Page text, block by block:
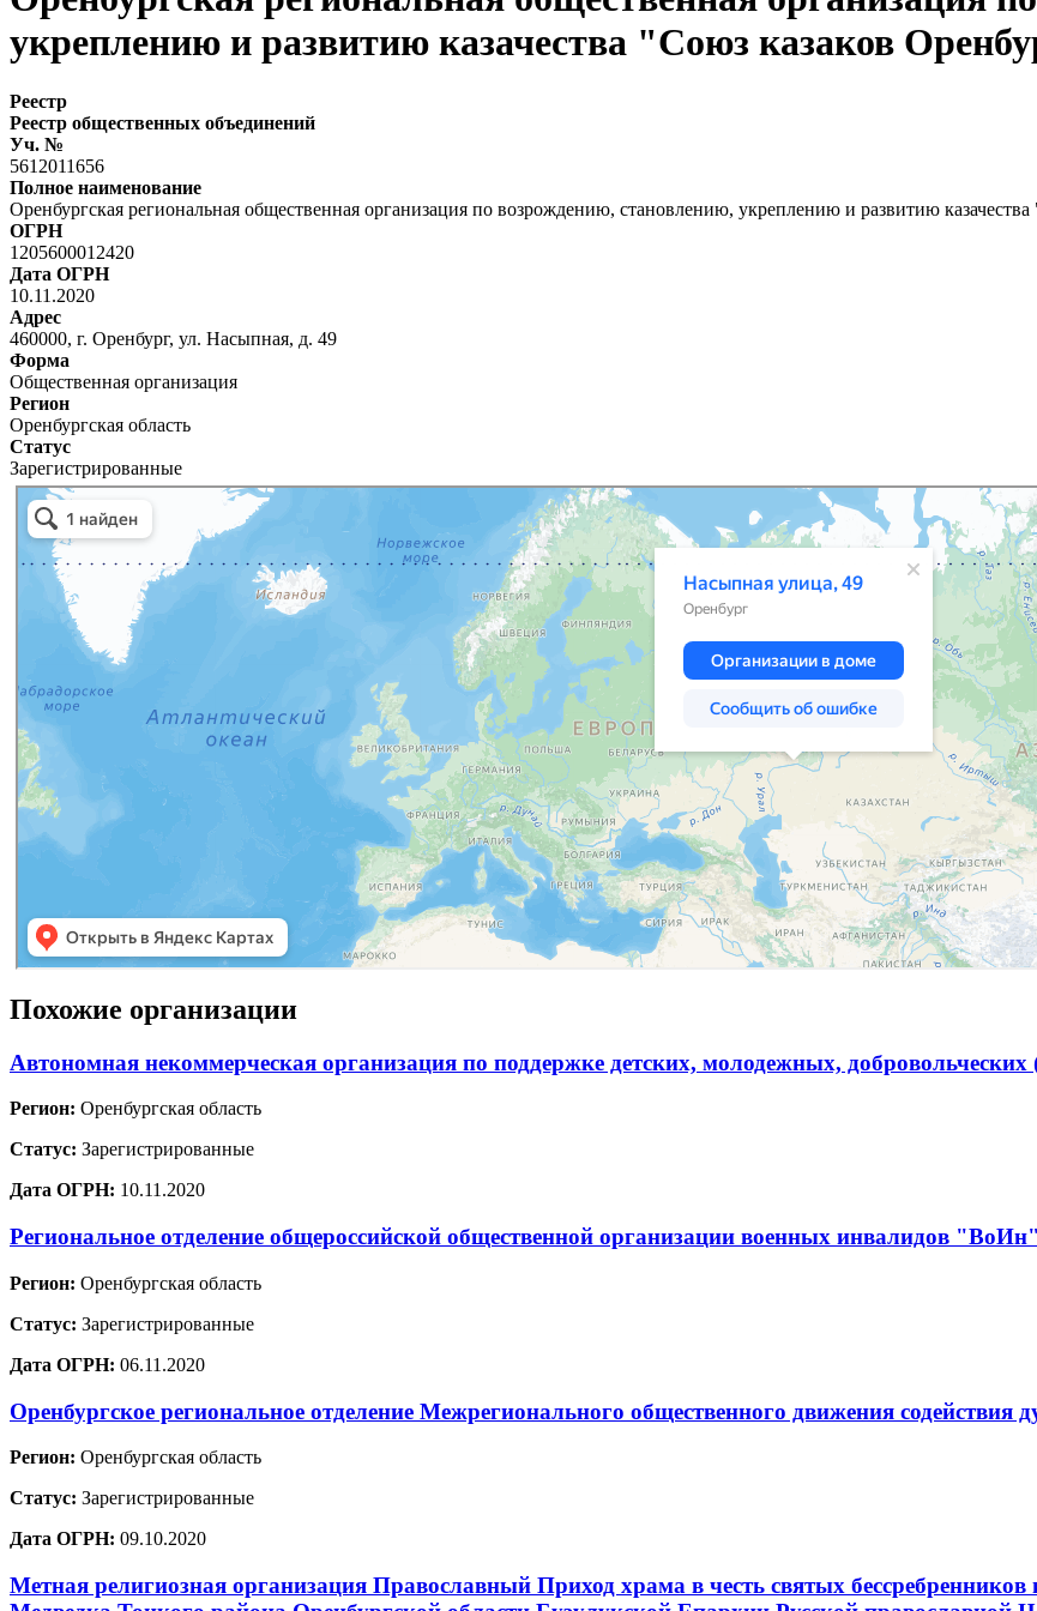
укреплению и развитию казачества "Союз казаков
Реестр
Реестр общественных объединений
Уч. №
5612011656
Полное наименование
Оренбургская региональная общественная организация по возрождению, становлению, укреплению и развитию
ОГРН
1205600012420
Дата ОГРН
10.11.2020
Адрес
460000, г. Оренбург, ул. Насыпная, д. 49
Форма
Общественная организация
Регион
Оренбургская область
Статус
Зарегистрированные
Похожие организации
Автономная некоммерческая организация по поддержке детских, молодежных,
Регион: Оренбургская область
Статус: Зарегистрированные
Дата ОГРН: 10.11.2020
Региональное отделение общероссийской общественной организации военных инвалидов
Регион: Оренбургская область
Статус: Зарегистрированные
Дата ОГРН: 06.11.2020
Оренбургское региональное отделение Межрегионального общественного движения
Регион: Оренбургская область
Статус: Зарегистрированные
Дата ОГРН: 09.10.2020
Метная религиозная организация Православный Приход храма в честь святых